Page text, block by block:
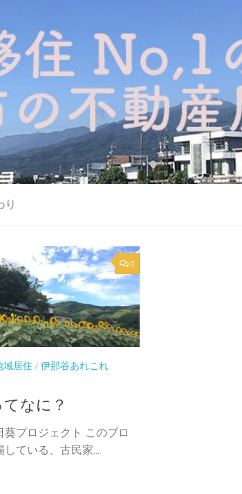
り
0
域居住 / 伊那谷あれこれ
なに？
葵プロジェクト このブロ
している、古民家...